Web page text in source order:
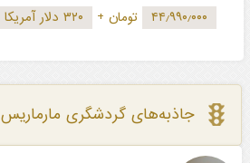
۴۴٫۹۹۰٫۰۰۰ تومان + ۳۲۰ دلار آمریکا
جاذبه‌های گردشگری مارماریس